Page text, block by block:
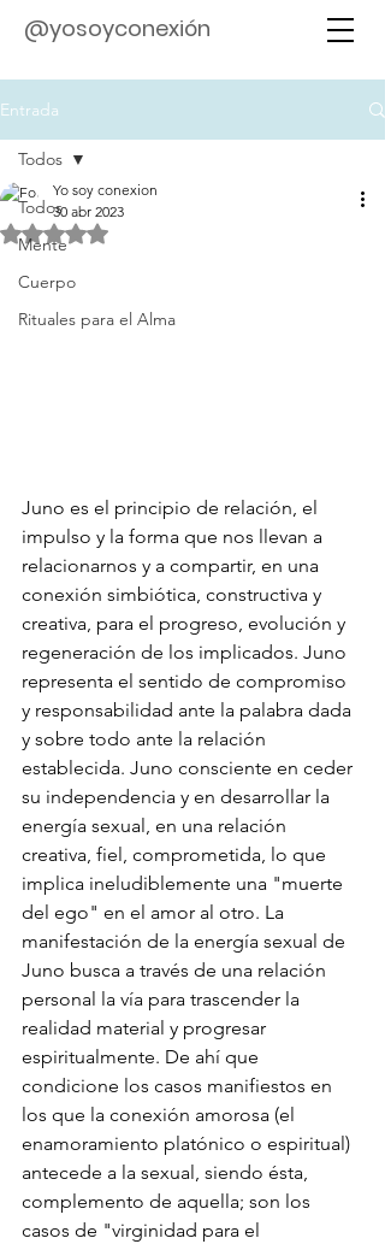
@yosoyconexión
Entrada
Todos
Mente
Cuerpo
Rituales para el Alma
Todos
Yo soy conexion
30 abr 2023
Obtuvo NaN de 5 estrellas.
Juno es el principio de relación, el
impulso y la forma que nos llevan a
relacionarnos y a compartir, en una
conexión simbiótica, constructiva y
creativa, para el progreso, evolución y
regeneración de los implicados. Juno
representa el sentido de compromiso
y responsabilidad ante la palabra dada
y sobre todo ante la relación
establecida. Juno consciente en ceder
su independencia y en desarrollar la
energía sexual, en una relación
creativa, fiel, comprometida, lo que
implica ineludiblemente una "muerte
del ego" en el amor al otro. La
manifestación de la energía sexual de
Juno busca a través de una relación
personal la vía para trascender la
realidad material y progresar
espiritualmente. De ahí que
condicione los casos manifiestos en
los que la conexión amorosa (el
enamoramiento platónico o espiritual)
antecede a la sexual, siendo ésta,
complemento de aquella; son los
casos de "virginidad para el